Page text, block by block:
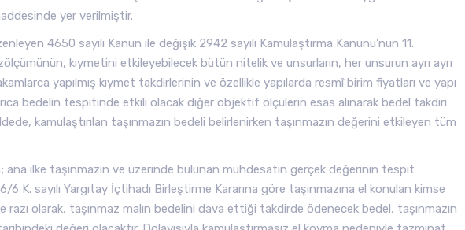
yer verilmiştir.
4650 sayılı Kanun ile değişik 2942 sayılı Kamulaştırma Kanunu’nun 11.
kıymetini etkileyebilecek bütün nitelik ve unsurların, her unsurun ayrı ayrı
yapılmış kıymet takdirlerinin ve özellikle yapılarda resmî birim fiyatları ve yapı
bedelin tespitinde etkili olacak diğer objektif ölçülerin esas alınarak bedel takdiri
kamulaştırılan taşınmazın bedeli belirlenirken taşınmazın değerini etkileyen tüm
ana ilke taşınmazın ve üzerinde bulunan muhdesatın gerçek değerinin tespit
K. sayılı Yargıtay İçtihadı Birleştirme Kararına göre taşınmazına el konulan kimse
razı olarak, taşınmaz malın bedelini dava ettiği takdirde ödenecek bedel, taşınmazın